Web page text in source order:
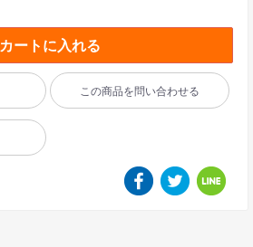
カートに入れる
この商品を問い合わせる